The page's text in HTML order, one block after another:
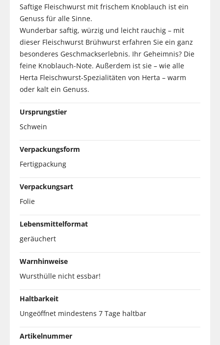
Saftige Fleischwurst mit frischem Knoblauch ist ein
Genuss für alle Sinne.
Wunderbar saftig, würzig und leicht rauchig – mit
dieser Fleischwurst Brühwurst erfahren Sie ein ganz
besonderes Geschmackserlebnis. Ihr Geheimnis? Die
feine Knoblauch-Note. Außerdem ist sie – wie alle
Herta Fleischwurst-Spezialitäten von Herta – warm
oder kalt ein Genuss.
Ursprungstier
Schwein
Verpackungsform
Fertigpackung
Verpackungsart
Folie
Lebensmittelformat
geräuchert
Warnhinweise
Wursthülle nicht essbar!
Haltbarkeit
Ungeöffnet mindestens 7 Tage haltbar
Artikelnummer